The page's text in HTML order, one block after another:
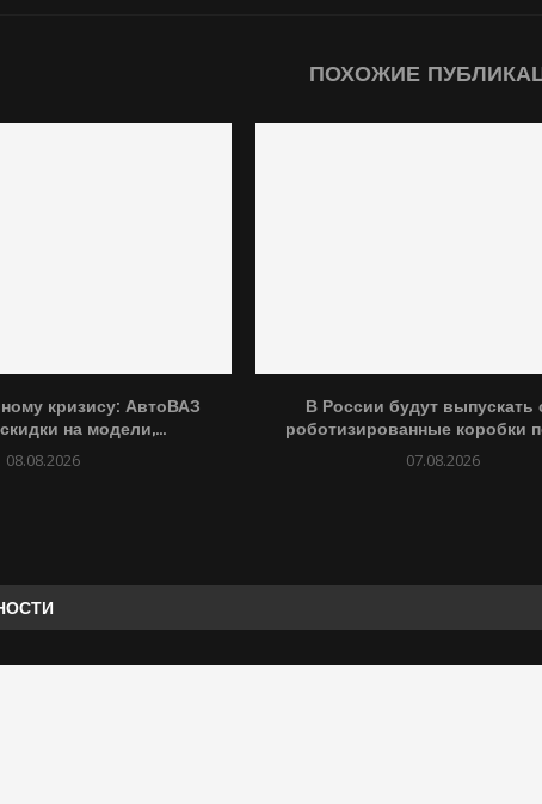
ПОХОЖИЕ
кризису: АвтоВАЗ
на модели,...
08.08.2026
В России будут выпускать
роботизированные коробки
07.08.2026